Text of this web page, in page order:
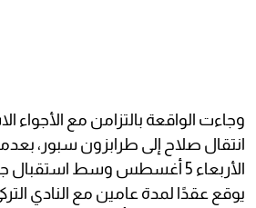
وجاءت الواقعة بالتزامن مع الأجواء
انتقال صلاح إلى طرابزون سبور،
الأربعاء 5 أغسطس وسط
يوقع عقدًا لمدة عامين مع النادي